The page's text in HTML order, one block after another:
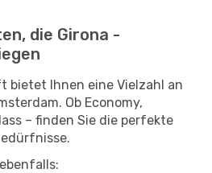
die Girona -
bietet Ihnen eine Vielzahl an
Ob Economy,
– finden Sie die perfekte